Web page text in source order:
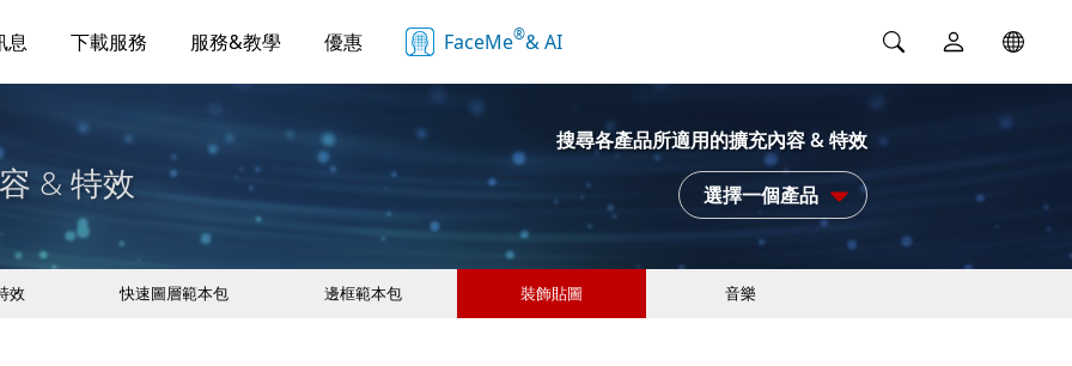
息 下載服務 服務&教學 優惠 FaceMe®& AI
& 特效
搜尋各產品所適用的擴充內容 & 特效
選擇一個產品
效 快速圖層範本包 邊框範本包 裝飾貼圖 音樂